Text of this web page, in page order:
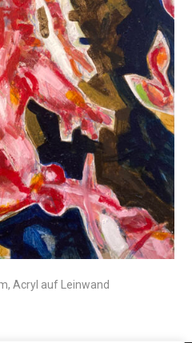
Acryl auf Leinwand